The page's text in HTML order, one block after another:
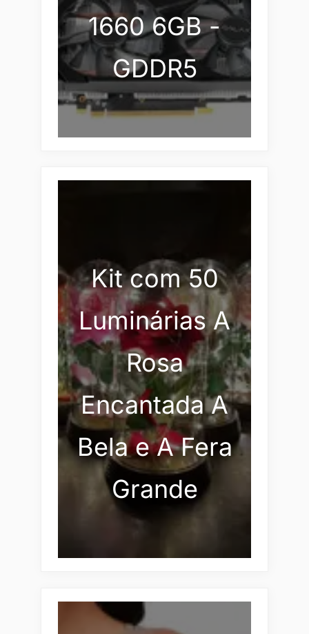
1660 6GB -
GDDR5
Kit com 50
Luminárias A
Rosa
Encantada A
Bela e A Fera
Grande